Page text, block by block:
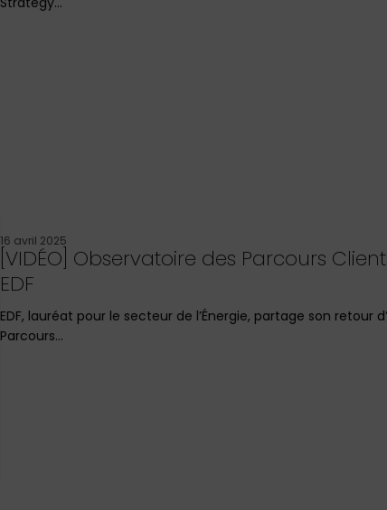
16 avril 2025
[VIDÉO] Observatoire des Parcours
EDF
EDF, lauréat pour le secteur de l’Énergie, partage son retour
Parcours…